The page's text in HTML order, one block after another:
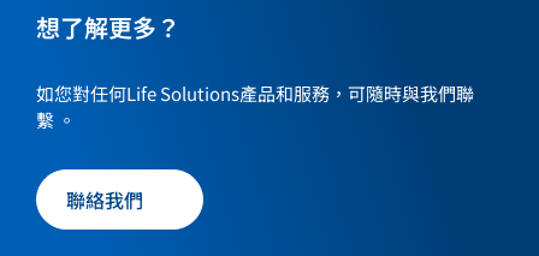
link
to
social
media
link
social
link
to
social
link
social
想了解更多？
如您對任何Life Solutions產品和服務，可隨時與我們聯
繫 。
聯絡我們